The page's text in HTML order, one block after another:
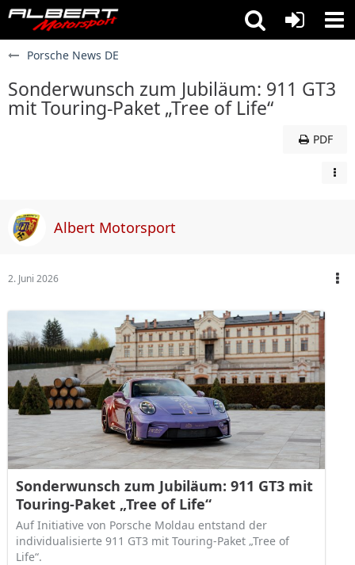
Porsche News DE
Sonderwunsch zum Jubiläum: 911 GT3
mit Touring-Paket „Tree of Life“
PDF
Albert Motorsport
2. Juni 2026
Sonderwunsch zum Jubiläum: 911 GT3 mit
Touring-Paket „Tree of Life“
Auf Initiative von Porsche Moldau entstand der
individualisierte 911 GT3 mit Touring-Paket „Tree of
Life“.